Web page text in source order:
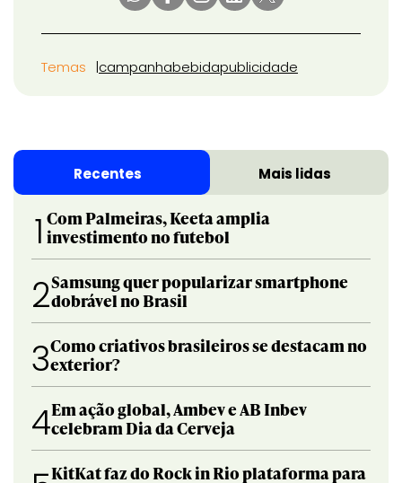
Temas campanhabebidapublicidade
Recentes Mais lidas
1 Com Palmeiras, Keeta amplia
investimento no futebol
2Samsung quer popularizar smartphone
dobrável no Brasil
3Como criativos brasileiros se destacam no
exterior?
4Em ação global, Ambev e AB Inbev
celebram Dia da Cerveja
KitKat faz do Rock in Rio plataforma para